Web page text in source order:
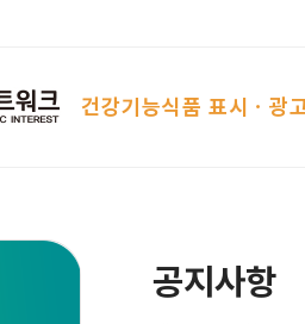
건강기능식품 표시ㆍ광
공지사항